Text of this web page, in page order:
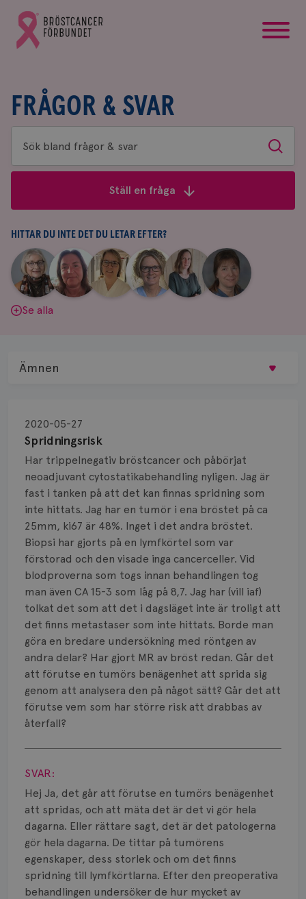
Gå
till
Bröstcancerförbundets
FRÅGOR & SVAR
Sök
bland
&
svar
Sök
Ställ en fråga
HITTAR DU INTE DET DU LETAR EFTER?
Aina
Johnsson
|
Anne
Andersson
Fredrika
Killander
|
Jeanette
Bäcklund
|
Maria
Edegran
|
Yvette
Andersson
Se alla
Spridningsrisk
2020-05-27
Har trippelnegativ bröstcancer och påbörjat
neoadjuvant cytostatikabehandling nyligen. Jag är
fast i tanken på att det kan finnas spridning som
inte hittats. Jag har en tumör i ena bröstet på ca
25mm, ki67 är 48%. Inget i det andra bröstet.
Biopsi har gjorts på en lymfkörtel som var
förstorad och den visade inga cancerceller. Vid
blodproverna som togs innan behandlingen tog
man även CA 15-3 som låg på 8,7. Jag har (vill iaf)
tolkat det som att det i dagsläget inte är troligt att
det finns metastaser som inte hittats. Borde man
göra en bredare undersökning med röntgen av
andra delar? Har gjort MR av bröst redan. Går det
att förutse en tumörs benägenhet att sprida sig
genom att analysera den på något sätt? Går det att
förutse vem som har större risk att drabbas av
återfall?
Visa svar
SVAR:
Hej Ja, det går att förutse en tumörs benägenhet
att spridas, och att mäta det är det vi gör hela
dagarna. Eller rättare sagt, det är det patologerna
gör hela dagarna. De tittar på tumörens
egenskaper, dess storlek och om det finns
spridning till lymfkörtlarna. Efter den preoperativa
behandlingen undersöker de hur mycket av
Ämnen
Biopsi
Biverkningar
Bröstvårta
Knöl
Läkemedel
Typ av bröstcancer
Smärta
Prognos
Risker
Spridd bröstcancer